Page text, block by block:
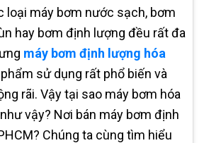
loại máy bơm nước sạch, bơm
hay bơm định lượng đều rất đa
máy bơm định lượng hóa
sử dụng rất phổ biến và
rãi. Vậy tại sao máy bơm hóa
vậy? Nơi bán máy bơm định
Chúng ta cùng tìm hiểu